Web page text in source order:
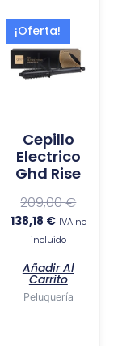
¡Oferta!
Cepillo
Electrico
Ghd Rise
209,00€
original
era:
138,18 €
El
precio
actual
es:
IVA no
incluido
Añadir Al
Carrito
Peluquería